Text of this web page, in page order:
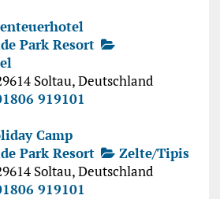
Park Resort
Soltau, Deutschland
919101
Camp
Park Resort
Zelte/Tipis
Soltau, Deutschland
919101